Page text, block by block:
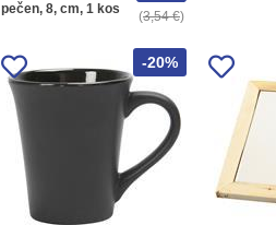
pečen, 8, cm, 1 kos
3,54 €
-20%